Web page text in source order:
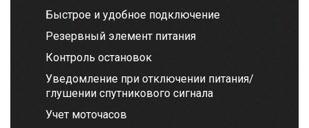
Быстрое и удобное подключение
Резервный элемент питания
Контроль остановок
Уведомление при отключении питания/
глушении спутникового сигнала
Учет моточасов